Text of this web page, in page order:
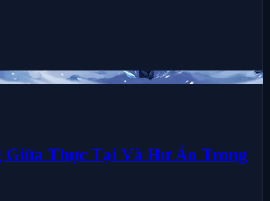
Giữa Thực Tại Và Hư Ảo Trong